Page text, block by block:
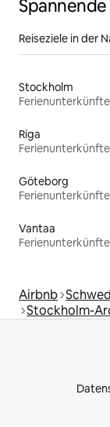
Reiseziele in der
Stockholm
Ferienunterkünfte
Riga
Ferienunterkünfte
Göteborg
Ferienunterkünfte
Vantaa
Ferienunterkünfte
Airbnb
Stockholm-